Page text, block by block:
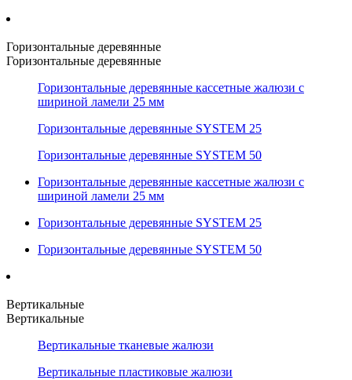
Горизонтальные деревянные
Горизонтальные деревянные
Горизонтальные деревянные кассетные жалюзи с
шириной ламели 25 мм
Горизонтальные деревянные SYSTEM 25
Горизонтальные деревянные SYSTEM 50
Горизонтальные деревянные кассетные жалюзи с
шириной ламели 25 мм
Горизонтальные деревянные SYSTEM 25
Горизонтальные деревянные SYSTEM 50
Вертикальные
Вертикальные
Вертикальные тканевые жалюзи
Вертикальные пластиковые жалюзи